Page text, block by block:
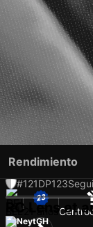
#121DP123
Rendimiento
RC Lens et
NeytGH